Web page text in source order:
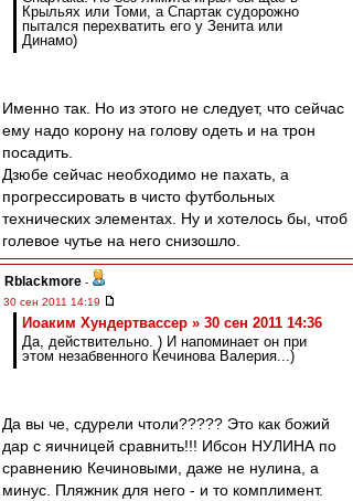
Крыльях или Томи, а Спартак судорожно
пытался перехватить его у Зенита или
Динамо)
Именно так. Но из этого не следует, что сейчас
ему надо корону на голову одеть и на трон
посадить.
Дзюбе сейчас необходимо не пахать, а
прогрессировать в чисто футбольных
технических элементах. Ну и хотелось бы, чтоб
голевое чутье на него снизошло.
Rblackmore -
30 сен 2011 14:19
Иоаким Хундертвассер » 30 сен 2011 14:36
Да, действительно. ) И напоминает он при
этом незабвенного Кечинова Валерия...)
Да вы че, сдурели чтоли????? Это как божий
дар с яичницей сравнить!!! Ибсон НУЛИНА по
сравнению Кечиновыми, даже не нулина, а
минус. Пляжник для него - и то комплимент.